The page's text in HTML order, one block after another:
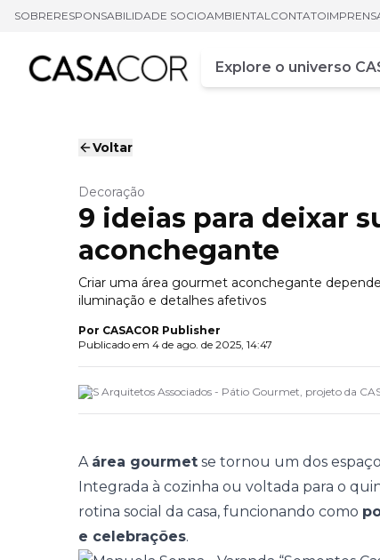
SOBRERESPONSABILIDADE SOCIOAMBIENTALCONTATO
Campo de busca
Digite pelo menos três
Voltar
Decoração
9 ideias para deixar
aconchegante
Criar uma área gourmet aconchegante
iluminação e detalhes afetivos
Por CASACOR Publisher
Publicado em 4 de ago. de 2025, 14:47
JGS Arquitetos Associados - Pátio Gourmet, projeto da
A área gourmet se tornou um dos
Integrada à cozinha ou voltada para o
rotina social da casa, funcionando como
e celebrações.